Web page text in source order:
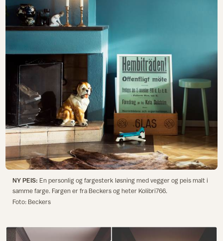
NY PEIS: En personlig og fargesterk løsning med vegger og peis malt i
samme farge. Fargen er fra Beckers og heter Kolibri766.
Foto: Beckers